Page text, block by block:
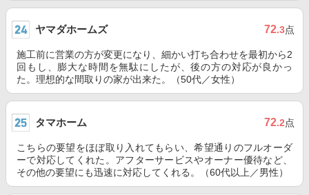
ヤマダホームズ 72.3点
施工前に営業の方が変更になり、細かい打ち合わせを最初から2
回もし、膨大な時間を無駄にしたが、後の方の対応が良かっ
た。理想的な間取りの家が出来た。（50代／女性）
タマホーム 72.2点
こちらの要望をほぼ取り入れてもらい、希望通りのフルオーダ
ーで対応してくれた。アフターサービスやオーナー優待など、
その他の要望にも迅速に対応してくれる。（60代以上／男性）